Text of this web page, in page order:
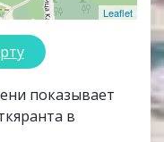
Leaflet
показывает
в